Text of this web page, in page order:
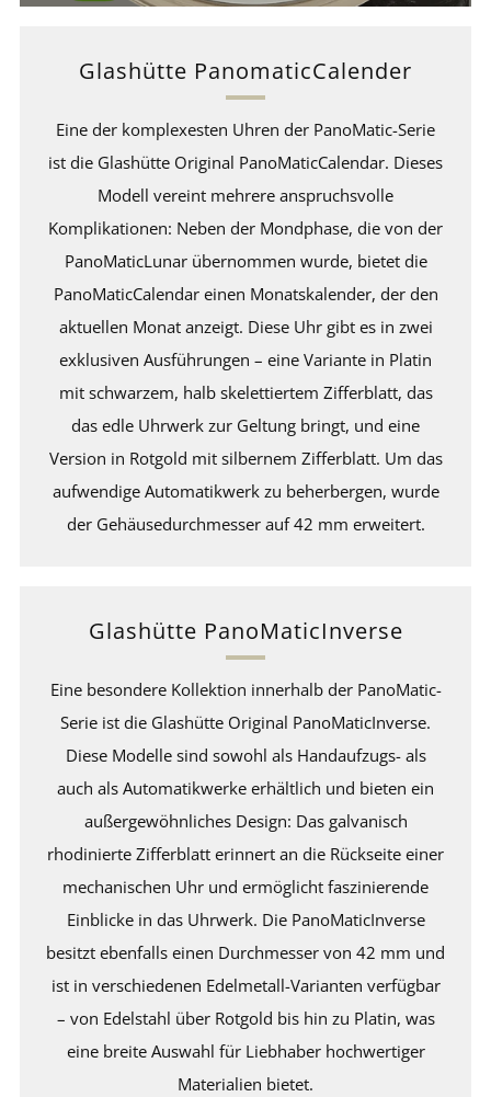
Glashütte PanomaticCalender
Eine der komplexesten Uhren der PanoMatic-Serie
ist die Glashütte Original PanoMaticCalendar. Dieses
Modell vereint mehrere anspruchsvolle
Komplikationen: Neben der Mondphase, die von der
PanoMaticLunar übernommen wurde, bietet die
PanoMaticCalendar einen Monatskalender, der den
aktuellen Monat anzeigt. Diese Uhr gibt es in zwei
exklusiven Ausführungen – eine Variante in Platin
mit schwarzem, halb skelettiertem Zifferblatt, das
das edle Uhrwerk zur Geltung bringt, und eine
Version in Rotgold mit silbernem Zifferblatt. Um das
aufwendige Automatikwerk zu beherbergen, wurde
der Gehäusedurchmesser auf 42 mm erweitert.
Glashütte PanoMaticInverse
Eine besondere Kollektion innerhalb der PanoMatic-
Serie ist die Glashütte Original PanoMaticInverse.
Diese Modelle sind sowohl als Handaufzugs- als
auch als Automatikwerke erhältlich und bieten ein
außergewöhnliches Design: Das galvanisch
rhodinierte Zifferblatt erinnert an die Rückseite einer
mechanischen Uhr und ermöglicht faszinierende
Einblicke in das Uhrwerk. Die PanoMaticInverse
besitzt ebenfalls einen Durchmesser von 42 mm und
ist in verschiedenen Edelmetall-Varianten verfügbar
– von Edelstahl über Rotgold bis hin zu Platin, was
eine breite Auswahl für Liebhaber hochwertiger
Materialien bietet.